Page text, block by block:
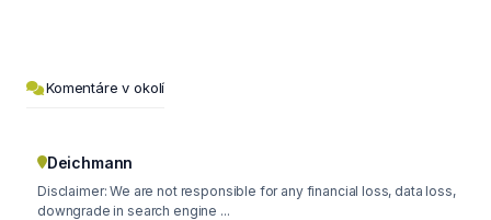
Komentáre v okolí
Deichmann
Disclaimer: We are not responsible for any financial loss, data loss,
downgrade in search engine ...